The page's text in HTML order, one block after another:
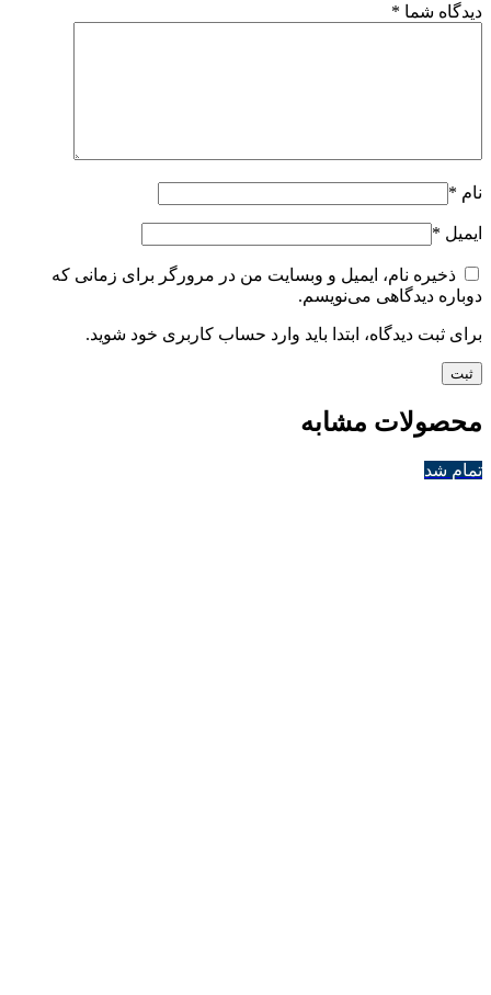
دیدگاه شما *
نام *
ایمیل *
ذخیره نام، ایمیل و وبسایت من در مرورگر برای زمانی که
دوباره دیدگاهی می‌نویسم.
برای ثبت دیدگاه، ابتدا باید وارد حساب کاربری خود شوید.
محصولات مشابه
تمام شد